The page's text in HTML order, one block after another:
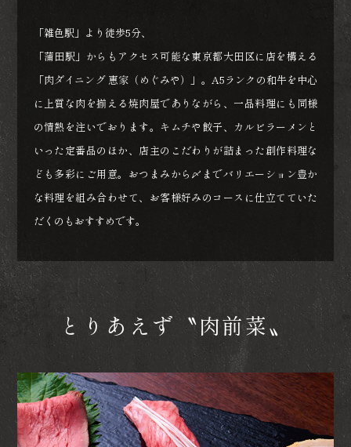
「雑色駅」より徒歩5分、
「蒲田駅」からもアクセス可能な東京都大田区に店を構える
「肉ダイニング 恵家（めぐみや）」。A5ランクの和牛を中心
に上質な肉を揃える焼肉屋でありながら、一品料理にも同様
の情熱を注いでおります。キムチや餃子、カルビラーメンと
いった定番品のほか、店主のこだわりが詰まった創作料理な
ども多彩にご用意。おつまみから〆までバリエーション豊か
な料理を組み合わせて、お客様好みのコースに仕立てていた
だくのもおすすめです。
とりあえず〝肉前菜〟